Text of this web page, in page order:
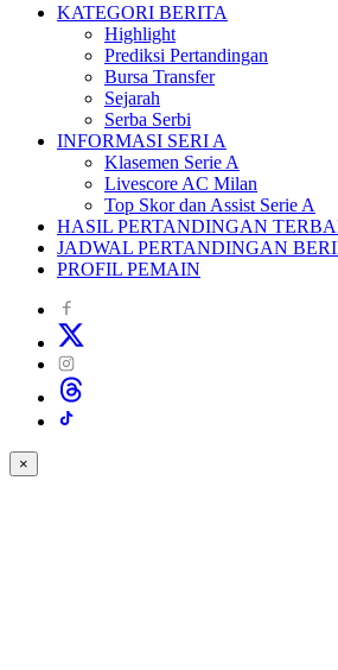
KATEGORI BERITA
Highlight
Prediksi Pertandingan
Bursa Transfer
Sejarah
Serba Serbi
INFORMASI SERI A
Klasemen Serie A
Livescore AC Milan
Top Skor dan Assist Serie A
HASIL PERTANDINGAN
JADWAL PERTANDINGAN
PROFIL PEMAIN
×